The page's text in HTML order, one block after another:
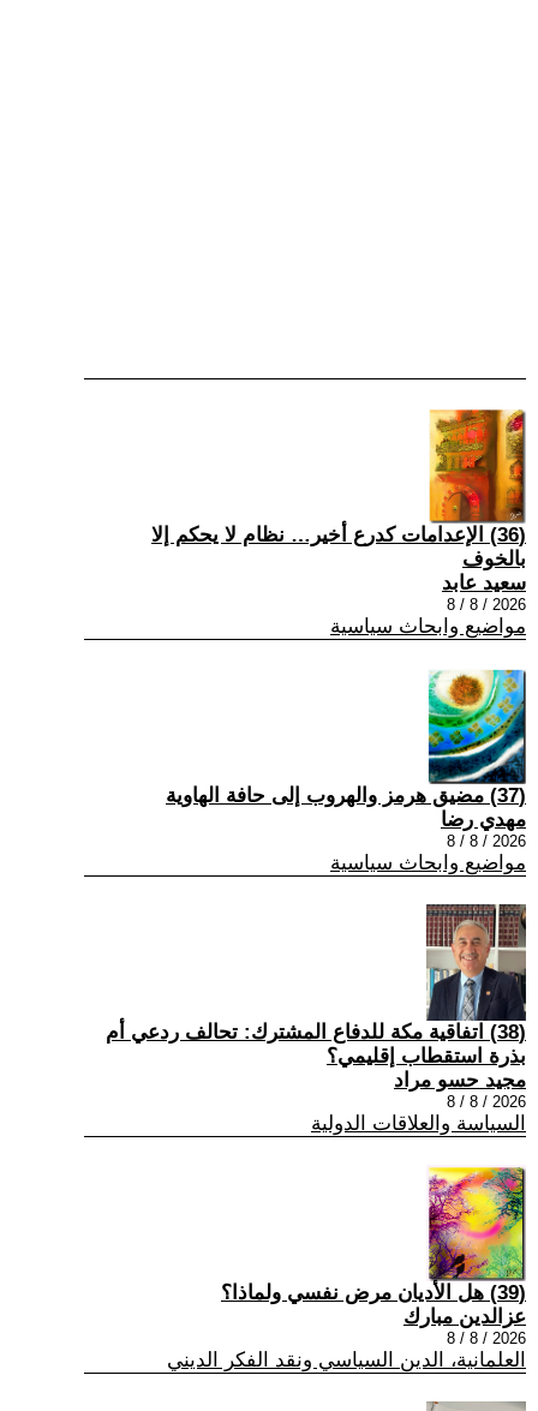
(36) الإعدامات كدرع أخير… نظام لا يحكم إلا
بالخوف
سعيد عابد
2026 / 8 / 8
مواضيع وابحاث سياسية
(37) مضيق هرمز والهروب إلى حافة الهاوية
مهدي رضا
2026 / 8 / 8
مواضيع وابحاث سياسية
(38) اتفاقية مكة للدفاع المشترك: تحالف ردعي أم
بذرة استقطاب إقليمي؟
مجيد حسو مراد
2026 / 8 / 8
السياسة والعلاقات الدولية
(39) هل الأديان مرض نفسي ولماذا؟
عزالدين مبارك
2026 / 8 / 8
العلمانية، الدين السياسي ونقد الفكر الديني